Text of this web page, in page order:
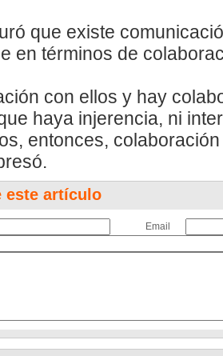
que existe
en términos de
con ellos y hay
haya injerencia, ni
entonces,
este artículo
Email